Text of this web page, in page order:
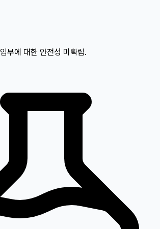
임부에 대한 안전성 미확립.